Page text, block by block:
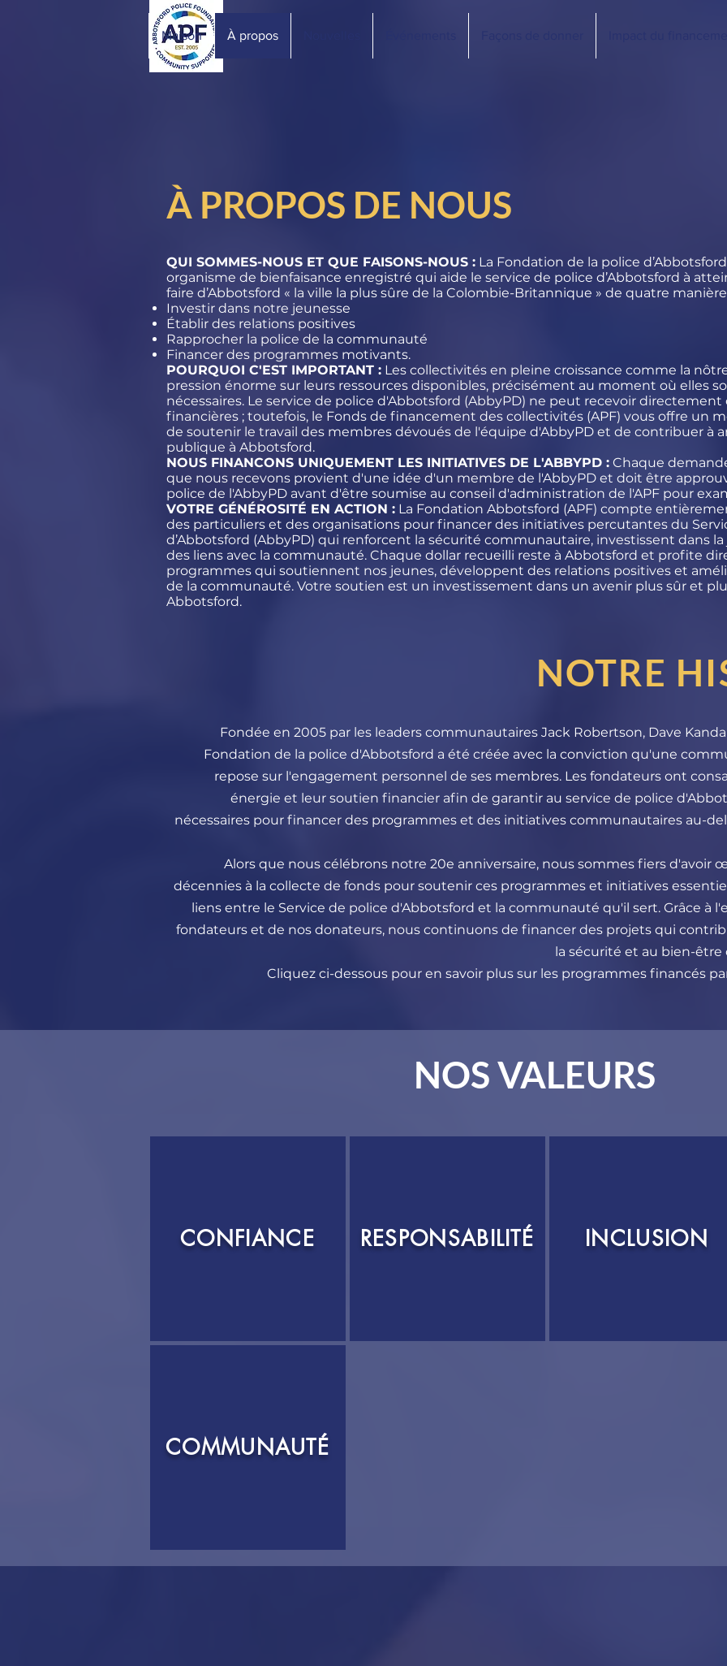
Maison À propos
À PROPOS DE NOUS
QUI SOMMES-NOUS ET QUE FAISONS-NOUS : La Fondation de la police
organisme de bienfaisance enregistré qui aide le service de police d’Abbotsford à
faire d’Abbotsford « la ville la plus sûre de la Colombie-Britannique » de quatre
Investir dans notre jeunesse
Établir des relations positives
Rapprocher la police de la communauté
Financer des programmes motivants.
POURQUOI C'EST IMPORTANT : Les collectivités en pleine croissance comme la
pression énorme sur leurs ressources disponibles, précisément au moment où elles
nécessaires. Le service de police d'Abbotsford (AbbyPD) ne peut recevoir
financières ; toutefois, le Fonds de financement des collectivités (APF) vous offre un
de soutenir le travail des membres dévoués de l'équipe d'AbbyPD et de contribuer à
publique à Abbotsford.
NOUS FINANCONS UNIQUEMENT LES INITIATIVES DE L'ABBYPD : Chaque
que nous recevons provient d'une idée d'un membre de l'AbbyPD et doit être
police de l'AbbyPD avant d'être soumise au conseil d'administration de l'APF pour
VOTRE GÉNÉROSITÉ EN ACTION : La Fondation Abbotsford (APF) compte
des particuliers et des organisations pour financer des initiatives percutantes du
d’Abbotsford (AbbyPD) qui renforcent la sécurité communautaire, investissent dans
des liens avec la communauté. Chaque dollar recueilli reste à Abbotsford et profite
programmes qui soutiennent nos jeunes, développent des relations positives et
de la communauté. Votre soutien est un investissement dans un avenir plus sûr et
Abbotsford.
NOTRE
Fondée en 2005 par les leaders communautaires Jack Robertson, Dave
Fondation de la police d'Abbotsford a été créée avec la conviction qu'une
repose sur l'engagement personnel de ses membres. Les fondateurs ont
énergie et leur soutien financier afin de garantir au service de police
nécessaires pour financer des programmes et des initiatives communautaires au-
Alors que nous célébrons notre 20e anniversaire, nous sommes fiers d'avoir
décennies à la collecte de fonds pour soutenir ces programmes et initiatives
liens entre le Service de police d'Abbotsford et la communauté qu'il sert. Grâce à
fondateurs et de nos donateurs, nous continuons de financer des projets qui
la sécurité et au bien-être
Cliquez ci-dessous pour en savoir plus sur les programmes financés
NOS VALEURS
CONFIANCE RESPONSABILITÉ INCLUSION
COMMUNAUTÉ